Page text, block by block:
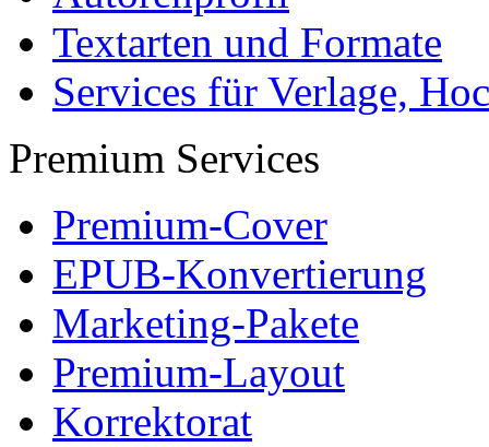
Textarten und Formate
Services für Verlage,
Premium Services
Premium-Cover
EPUB-Konvertierung
Marketing-Pakete
Premium-Layout
Korrektorat